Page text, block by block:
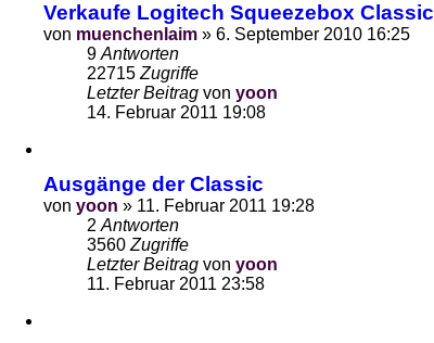
Verkaufe Logitech Squeezebox Classic
von muenchenlaim » 6. September 2010 16:25
9 Antworten
22715 Zugriffe
Letzter Beitrag von yoon
14. Februar 2011 19:08
Ausgänge der Classic
von yoon » 11. Februar 2011 19:28
2 Antworten
3560 Zugriffe
Letzter Beitrag von yoon
11. Februar 2011 23:58